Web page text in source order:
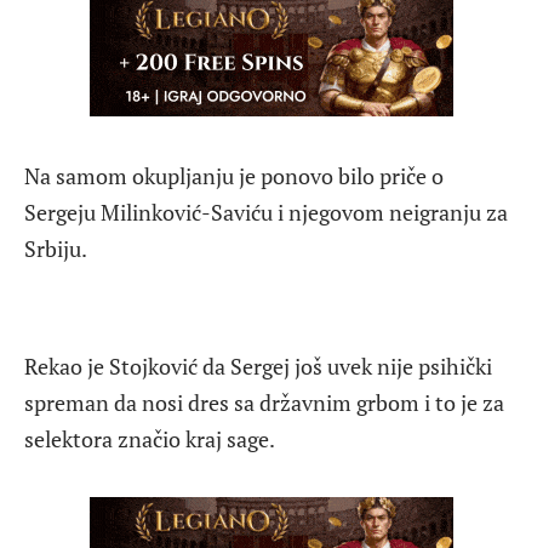
Na samom okupljanju je ponovo bilo priče o
Sergeju Milinković-Saviću i njegovom neigranju za
Srbiju.
Rekao je Stojković da Sergej još uvek nije psihički
spreman da nosi dres sa državnim grbom i to je za
selektora značio kraj sage.